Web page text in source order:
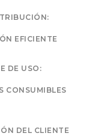
EFICIENTE
DE USO:
CONSUMIBLES
DEL CLIENTE